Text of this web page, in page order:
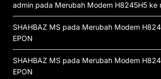
admin pada Merubah Modem H8245H5 ke
SHAHBAZ MS pada Merubah Modem
EPON
SHAHBAZ MS pada Merubah Modem
EPON